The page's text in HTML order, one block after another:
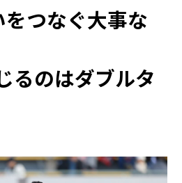
つなぐ大事な
るのはダブルタ